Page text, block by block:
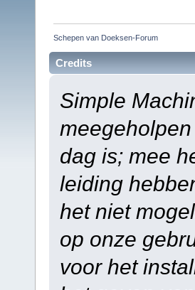
Schepen van Doeksen-Forum
Credits
Simple
dag is; mee
leiding
het niet
op onze
voor het